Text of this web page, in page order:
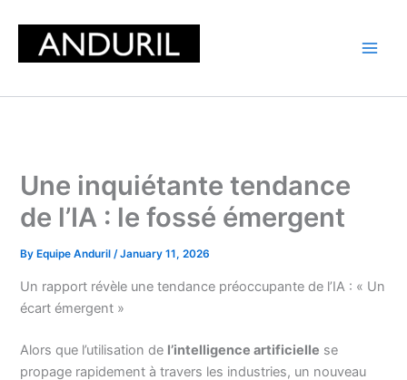
content
Une inquiétante tendance
de l’IA : le fossé émergent
By Equipe Anduril/January 11, 2026
Un rapport révèle une tendance préoccupante de l’IA : « Un
écart émergent »
Alors que l’utilisation de l’intelligence artificielle se
propage rapidement à travers les industries, un nouveau